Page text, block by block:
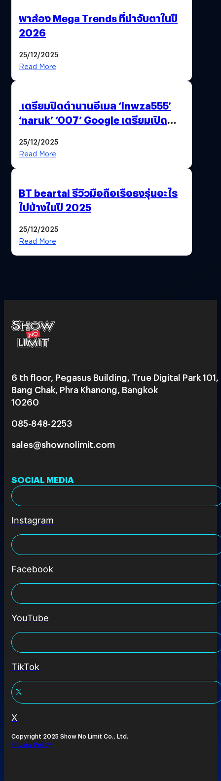
พาส่อง Mega Trends ที่น่าจับตาในปี
2026
25/12/2025
Read More
เตรียมปิดตำนานอีเมล ‘lnwza555’
‘naruk’ ‘007’ Google เตรียมเปิด
25/12/2025
Read More
BT beartai รีวิวมือถือเรือธงรุ่นอะไร
ไปบ้างในปี 2025
25/12/2025
Read More
6 th floor, Pegasus Building, True Digital Park 101,
Bang Chak, Phra Khanong, Bangkok
10260
085-848-2253
sales@shownolimit.com
SOCIAL MEDIA
Instagram
Facebook
YouTube
TikTok
X
Copyright 2025 Show No Limit Co., Ltd.
Privacy Policy